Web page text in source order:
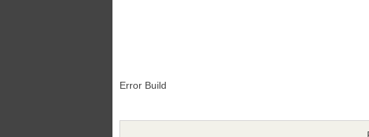
Error Build